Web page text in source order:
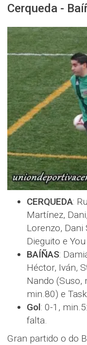
Cerqueda -
CERQUEDA:
Martínez,
Lorenzo, Dani
Dieguito e
BAÍÑAS:
Héctor, Iván,
Nando (Suso,
min.80) e
Gol: 0-1,
falta.
Gran partido o do